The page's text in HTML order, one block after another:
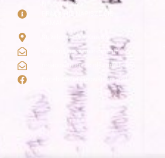
NIE ZWLEKAJ
Strzelców 19/5 Kraków
info@redagowanie-prac.pl
redagowanieprac.pl@gmail.com
Facebook/redagowaniepracpl